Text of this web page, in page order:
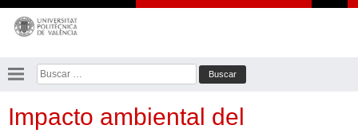
Saltar
contenido
Buscar:
Impacto ambiental del